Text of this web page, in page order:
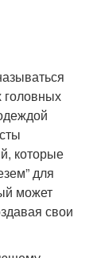
головных
которые
для
может
свои